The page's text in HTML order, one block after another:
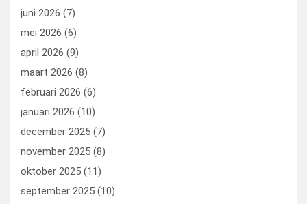
juni 2026 (7)
mei 2026 (6)
april 2026 (9)
maart 2026 (8)
februari 2026 (6)
januari 2026 (10)
december 2025 (7)
november 2025 (8)
oktober 2025 (11)
september 2025 (10)